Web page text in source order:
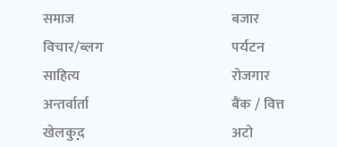
समाज
विचार/ब्लग
साहित्य
अन्तर्वार्ता
खेलकुद़़
बजार
पर्यटन
रोजगार
बैंक / वित्त
अटो